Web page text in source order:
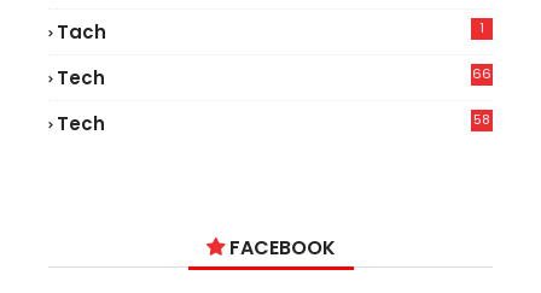
Tach 1
Tech
66
Tech
58
FACEBOOK